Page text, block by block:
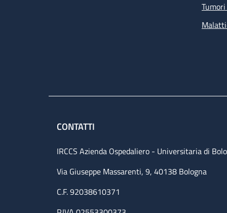
CONTATTI
IRCCS Azienda Ospedaliero - Universitaria di
Via Giuseppe Massarenti, 9, 40138 Bologna
C.F. 92038610371